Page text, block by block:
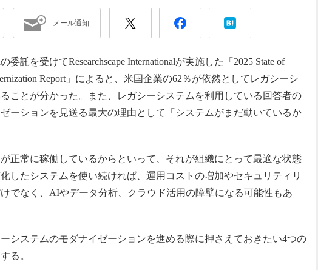
メール通知
委託を受けてResearchscape Internationalが実施した「2025 State of
Report」によると、米国企業の62％が依然としてレガシーシ
ことが分かった。また、レガシーシステムを利用している回答者の
ーションを見送る最大の理由として「システムがまだ動いているか
正常に稼働しているからといって、それが組織にとって最適な状態
したシステムを使い続ければ、運用コストの増加やセキュリティリ
でなく、AIやデータ分析、クラウド活用の障壁になる可能性もあ
システムのモダナイゼーションを進める際に押さえておきたい4つの
る。